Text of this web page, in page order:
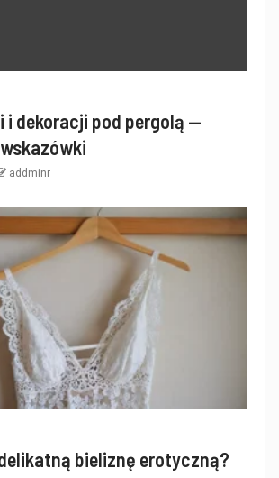
i dekoracji pod pergolą —
addminr
bieliznę erotyczną?